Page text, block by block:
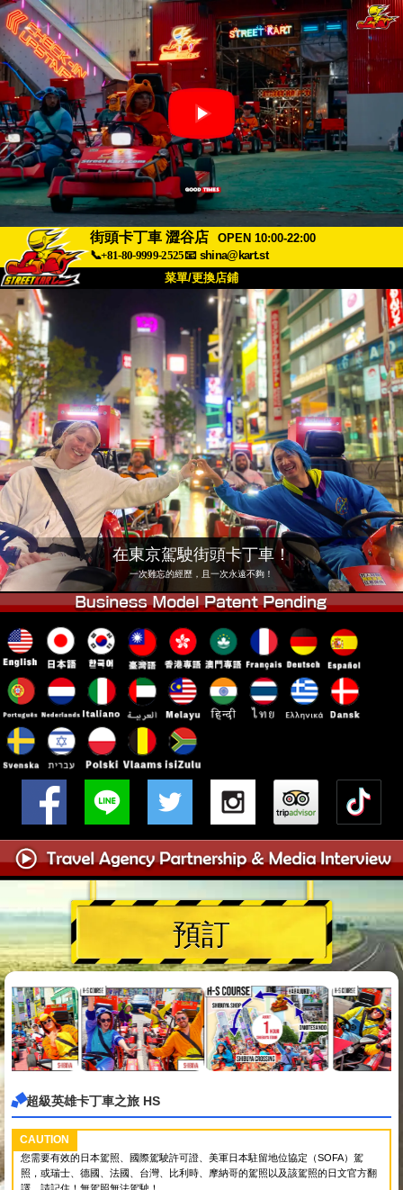
街頭卡丁車 澀谷店
OPEN 10:00-22:00
📞+81-80-9999-2525📧 shina@kart.st
菜單/更換店鋪
首頁
關於我們 規格 價格
交通資訊 顧客評價 常見問題
公司 預訂
更換店鋪
東京 品川 #1 東京 秋葉原 #1
東京 秋葉原 #2 東京 澀谷
東京 澀谷分店 東京灣
東京 淺草 大阪
沖繩
在東京駕駛街頭卡丁車！
一次難忘的經歷，且一次永遠不夠！
預訂
超級英雄卡丁車之旅 HS
CAUTION
您需要有效的日本駕照、國際駕駛許可證、美軍日本駐留地位協定（SOFA）駕
照，或瑞士、德國、法國、台灣、比利時、摩納哥的駕照以及該駕照的日文官方翻
譯。請記住！無駕照無法駕駛！